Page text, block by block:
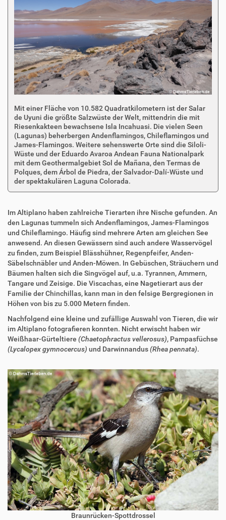
Mit einer Fläche von 10.582 Quadratkilometern ist der Salar
de Uyuni die größte Salzwüste der Welt, mittendrin die mit
Riesenkakteen bewachsene Isla Incahuasi. Die vielen Seen
(Lagunas) beherbergen Andenflamingos, Chileflamingos und
James-Flamingos. Weitere sehenswerte Orte sind die Siloli-
Wüste und der Eduardo Avaroa Andean Fauna Nationalpark
mit dem Geothermalgebiet Sol de Mañana, den Termas de
Polques, dem Árbol de Piedra, der Salvador-Dalí-Wüste und
der spektakulären Laguna Colorada.
Im Altiplano haben zahlreiche Tierarten ihre Nische gefunden. An
den Lagunas tummeln sich Andenflamingos, James-Flamingos
und Chileflamingo. Häufig sind mehrere Arten am gleichen See
anwesend. An diesen Gewässern sind auch andere Wasservögel
zu finden, zum Beispiel Blässhühner, Regenpfeifer, Anden-
Säbelschnäbler und Anden-Möwen. In Gebüschen, Sträuchern und
Bäumen halten sich die Singvögel auf, u.a. Tyrannen, Ammern,
Tangare und Zeisige. Die Viscachas, eine Nagetierart aus der
Familie der Chinchillas, kann man in den felsige Bergregionen in
Höhen von bis zu 5.000 Metern finden.
Nachfolgend eine kleine und zufällige Auswahl von Tieren, die wir
im Altiplano fotografieren konnten. Nicht erwischt haben wir
Weißhaar-Gürteltiere (Chaetophractus vellerosus), Pampasfüchse
(Lycalopex gymnocercus) und Darwinnandus(Rhea pennata).
Braunrücken-Spottdrossel